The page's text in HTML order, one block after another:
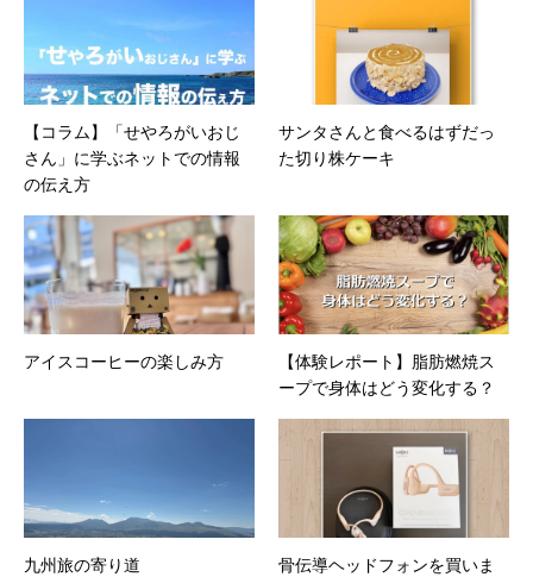
【コラム】「せやろがいおじ
さん」に学ぶネットでの情報
の伝え方
サンタさんと食べるはずだっ
た切り株ケーキ
アイスコーヒーの楽しみ方
【体験レポート】脂肪燃焼ス
ープで身体はどう変化する？
九州旅の寄り道
骨伝導ヘッドフォンを買いま